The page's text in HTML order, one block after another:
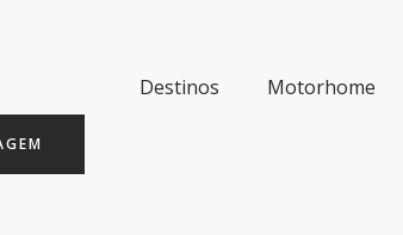
Destinos Motorhome